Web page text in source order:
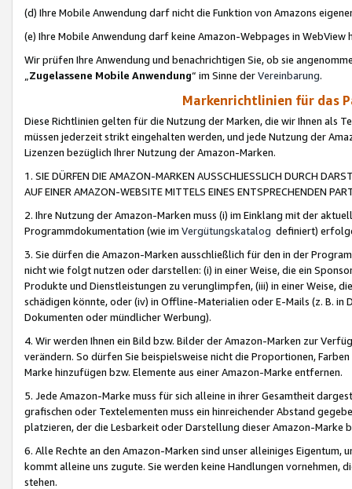
(d) Ihre Mobile Anwendung darf nicht die Funktion von Amazons
(e) Ihre Mobile Anwendung darf keine Amazon-Webpages in WebView
Wir prüfen Ihre Anwendung und benachrichtigen Sie, ob sie
„Zugelassene Mobile Anwendung“ im Sinne derVereinbarung.
Markenrichtlinien für das
Diese Richtlinien gelten für die Nutzung der Marken, die wir Ihnen als
müssen jederzeit strikt eingehalten werden, und jede Nutzung der
Lizenzen bezüglich Ihrer Nutzung der Amazon-Marken.
1. SIE DÜRFEN DIE AMAZON-MARKEN AUSSCHLIESSLICH DURCH
AUF EINER AMAZON-WEBSITE MITTELS EINES ENTSPRECHENDEN
2. Ihre Nutzung der Amazon-Marken muss (i) im Einklang mit der
Programmdokumentation (wie im Vergütungskatalog definiert)
3. Sie dürfen die Amazon-Marken ausschließlich für den in der
nicht wie folgt nutzen oder darstellen: (i) in einer Weise, die ein
Produkte und Dienstleistungen zu verunglimpfen, (iii) in einer Weise,
schädigen könnte, oder (iv) in Offline-Materialien oder E-Mails (z. B. in
Dokumenten oder mündlicher Werbung).
4. Wir werden Ihnen ein Bild bzw. Bilder der Amazon-Marken zur
verändern. So dürfen Sie beispielsweise nicht die Proportionen,
Marke hinzufügen bzw. Elemente aus einer Amazon-Marke entfernen.
5. Jede Amazon-Marke muss für sich alleine in ihrer Gesamtheit
grafischen oder Textelementen muss ein hinreichender Abstand
platzieren, der die Lesbarkeit oder Darstellung dieser Amazon-Marke
6. Alle Rechte an den Amazon-Marken sind unser alleiniges
kommt alleine uns zugute. Sie werden keine Handlungen vornehmen,
stehen.